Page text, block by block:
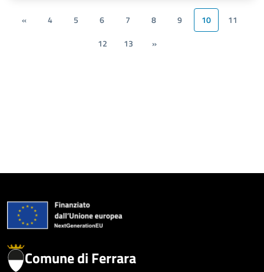
« 4 5 6 7 8 9 10
11
12
13 »
Comune di Ferrara